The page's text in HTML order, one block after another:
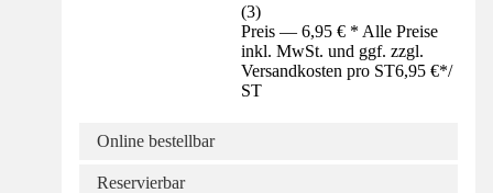
(3)
Preis — 6,95 € * Alle Preise
inkl. MwSt. und ggf. zzgl.
Versandkosten pro ST6,95 €*/
ST
Online bestellbar
Reservierbar